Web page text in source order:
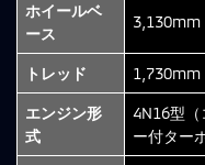
ホイールベ
ース
3,130mm
トレッド 1,730mm
エンジン形
式
4N16型（
ー付ター